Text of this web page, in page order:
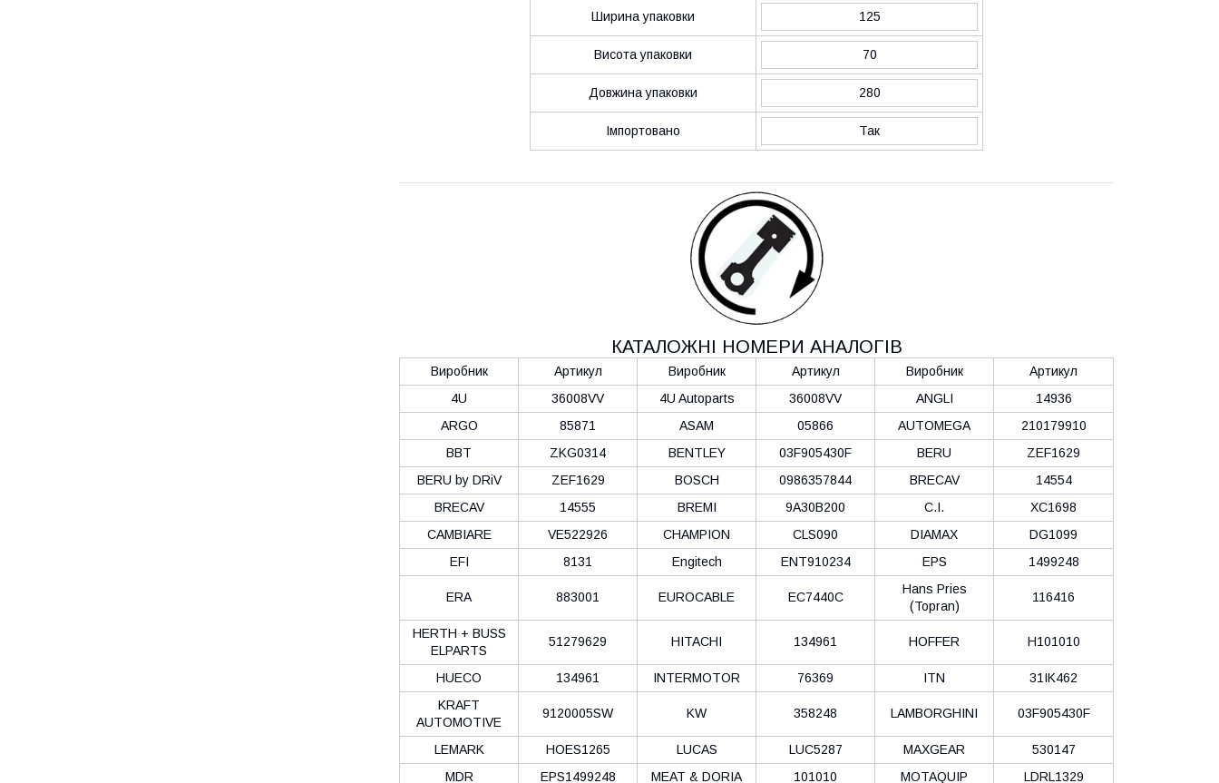
Ширина упаковки 125
Висота упаковки 70
Довжина упаковки 280
Імпортовано Так
КАТАЛОЖНІ НОМЕРИ АНАЛОГІВ
Виробник Артикул Виробник Артикул Виробник
Артикул
4U
36008VV 4U Autoparts 36008VV ANGLI
14936
ARGO
85871 ASAM 05866 AUTOMEGA
210179910
BBT
ZKG0314 BENTLEY 03F905430F BERU
ZEF1629
BERU by DRiV
ZEF1629 BOSCH 0986357844 BRECAV
14554
BRECAV
14555 BREMI 9A30B200 C.I.
XC1698
CAMBIARE
VE522926 CHAMPION CLS090 DIAMAX
DG1099
EFI
8131 Engitech ENT910234 EPS 1499248
ERA 883001 EUROCABLE EC7440C
Hans Pries
(Topran)
116416
HERTH + BUSS
ELPARTS
51279629 HITACHI 134961 HOFFER H101010
HUECO 134961 INTERMOTOR 76369 ITN
31IK462
KRAFT
AUTOMOTIVE
9120005SW KW 358248 LAMBORGHINI 03F905430F
LEMARK HOES1265 LUCAS LUC5287 MAXGEAR
530147
MDR
EPS1499248 MEAT & DORIA 101010 MOTAQUIP LDRL1329